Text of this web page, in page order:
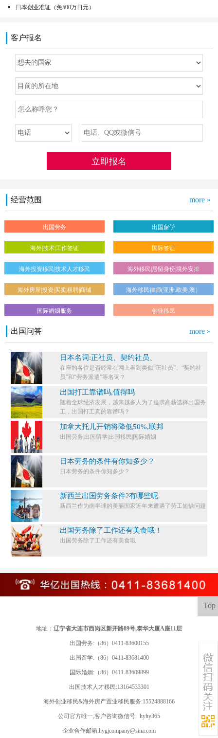
日本创业准证（免500万日元）
客户报名
经营范围 more »
出国劳务 出国留学
海外|技术|工作签证 国际签证
海外投资移民|技术人才移民 海外移民|居留身份|境外安排
海外房屋|投资|买卖|租聘|商铺 海外移民律师(亚洲.欧美.澳）
国际婚姻服务 创业移民
出国问答 more »
日本名词:正社员、契约社员、
在座的各位是否经常在网上看到类似“正社员”、“契约社
员”和“劳务派遣”等名词？
出国打工靠谱吗,值得吗
随着全球经济发展，越来越多人为了追求高薪选择出国务
工，出国打工真的靠谱吗？
加拿大托儿开销将降低50%,联邦
出国劳务|出国留学|出国移民|国际婚姻
日本劳务的条件有你知多少？
日本劳务的条件你知多少？​
新西兰出国劳务条件?有哪些呢
新西兰作为南半球的美丽国家近年来遭遇了劳工短缺问题
出国劳务除了工作还有美食哦！
出国劳务除了工作还有美食哦
Top
地址： 辽宁省大连市西岗区新开路89号,泰华大厦A座11层
出国劳务:（86）0411-83600155
出国留学:（86）0411-83681400
国际婚姻:（86）0411-83609899
出国技术人才移民:13164533301
海外创业移民&海外房产置业移民服务:15524888166
公司官方唯一,客户咨询微信号: hyhy365
企业合作邮箱:hygjcompany@sina.com